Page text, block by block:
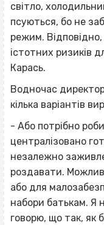
світло,
псуються, бо не
режим.
істотних ризиків
Карась.
Водночас
кілька варіантів
- Або потрібно
централізовано
незалежно
роздавати.
або для
набори батькам. Я
говорю, що так, як